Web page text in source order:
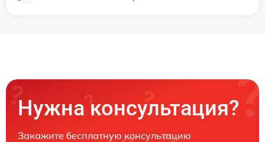
Нужна консультация?
Закажите бесплатную консультацию